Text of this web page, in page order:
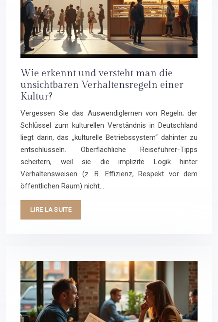
Wie erkennt und versteht man die
unsichtbaren Verhaltensregeln einer
Kultur?
Vergessen Sie das Auswendiglernen von Regeln; der
Schlüssel zum kulturellen Verständnis in Deutschland
liegt darin, das „kulturelle Betriebssystem“ dahinter zu
entschlüsseln. Oberflächliche Reiseführer-Tipps
scheitern, weil sie die implizite Logik hinter
Verhaltensweisen (z. B. Effizienz, Respekt vor dem
öffentlichen Raum) nicht…
LIRE LA SUITE